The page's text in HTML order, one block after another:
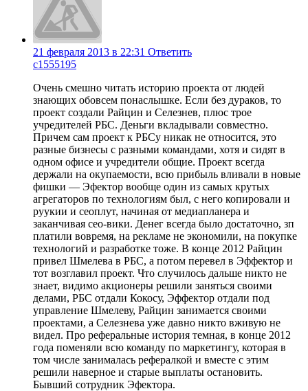
21 февраля 2013 в 22:31 Ответить
c1555195
Очень смешно читать историю проекта от людей
знающих обовсем понаслышке. Если без дураков, то
проект создали Райцин и Селезнев, плюс трое
учредителей РБС. Деньги вкладывали совместно.
Причем сам проект к РБСу никак не относится, это
разные бизнесы с разными командами, хотя и сидят в
одном офисе и учредители общие. Проект всегда
держали на окупаемости, всю прибыль вливали в новые
фишки — Эфектор вообще один из самых крутых
агрегаторов по технологиям был, с него копировали и
руукии и сеоплут, начиная от медиапланера и
заканчивая сео-вики. Денег всегда было достаточно, зп
платили вовремя, на рекламе не экономили, на покупке
технологий и разработке тоже. В конце 2012 Райцин
привел Шмелева в РБС, а потом перевел в Эффектор и
тот возглавил проект. Что случилось дальше никто не
знает, видимо акционеры решили заняться своими
делами, РБС отдали Кокосу, Эффектор отдали под
управление Шмелеву, Райцин занимается своими
проектами, а Селезнева уже давно никто вживую не
видел. Про реферальные история темная, в конце 2012
года поменяли всю команду по маркетингу, которая в
том числе занималась рефералкой и вместе с этим
решили наверное и старые выплаты остановить.
Бывший сотрудник Эфектора.